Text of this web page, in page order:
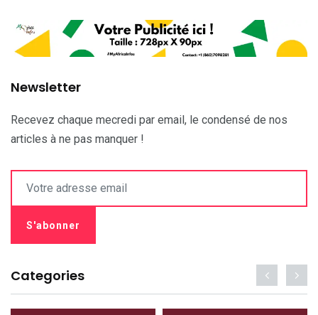
Newsletter
Recevez chaque mecredi par email, le condensé de nos
articles à ne pas manquer !
Categories